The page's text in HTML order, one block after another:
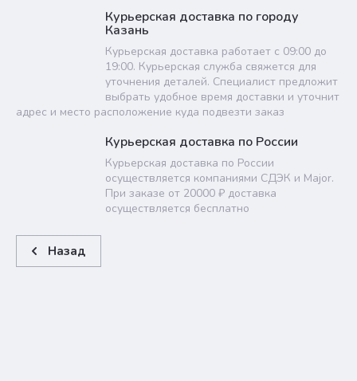
Курьерская доставка по городу
Казань
Курьерская доставка работает с 09:00 до
19:00. Курьерская служба свяжется для
уточнения деталей. Специалист предложит
выбрать удобное время доставки и уточнит
адрес и место расположение куда подвезти заказ
Курьерская доставка по России
Курьерская доставка по России
осуществляется компаниями СДЭК и Major.
При заказе от 20000 ₽ доставка
осуществляется бесплатно
Назад